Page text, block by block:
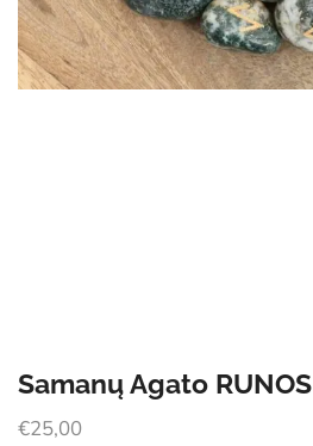
Samanų Agato RUNOS
€25,00